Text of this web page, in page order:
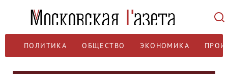
ПОЛИТИКА ОБЩЕСТВО ЭКОНОМИКА